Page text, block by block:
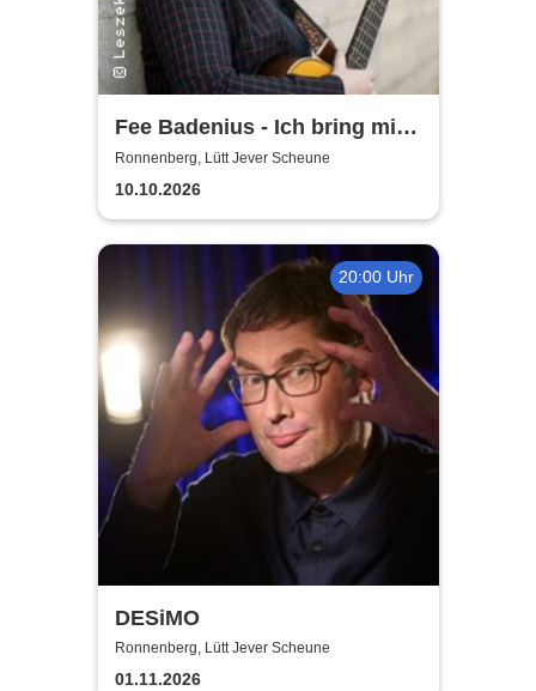
Fee Badenius - Ich bring mich
ganz groß raus
Ronnenberg, Lütt Jever Scheune
10.10.2026
20:00 Uhr
DESiMO
Ronnenberg, Lütt Jever Scheune
01.11.2026